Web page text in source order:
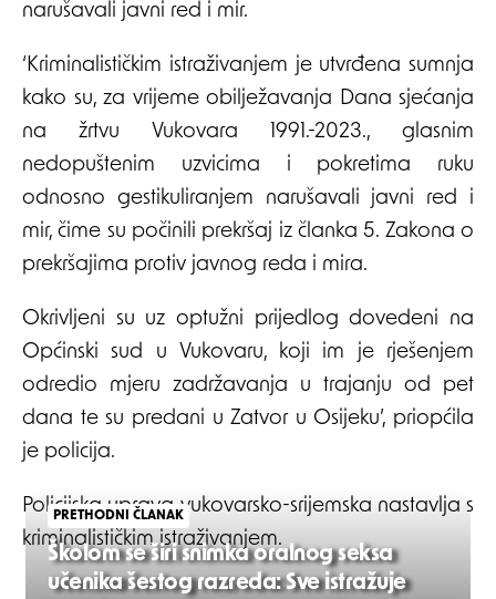
narušavali javni red i mir.
‘Kriminalističkim istraživanjem je utvrđena sumnja
kako su, za vrijeme obilježavanja Dana sjećanja
na žrtvu Vukovara 1991.-2023., glasnim
nedopuštenim uzvicima i pokretima ruku
odnosno gestikuliranjem narušavali javni red i
mir, čime su počinili prekršaj iz članka 5. Zakona o
prekršajima protiv javnog reda i mira.
Okrivljeni su uz optužni prijedlog dovedeni na
Općinski sud u Vukovaru, koji im je rješenjem
odredio mjeru zadržavanja u trajanju od pet
dana te su predani u Zatvor u Osijeku’, priopćila
je policija.
Policijska uprava vukovarsko-srijemska nastavlja s
kriminalističkim istraživanjem.
PRETHODNI ČLANAK
Školom se širi snimka oralnog seksa
učenika šestog razreda: Sve istražuje